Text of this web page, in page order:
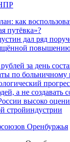
как
путёвка»?
дал ряд
за день
по больничному
а не создавать
высоко
стройиндустрии